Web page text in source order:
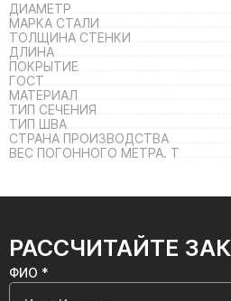
ДИАМЕТР
МАРКА СТАЛИ
ТОЛЩИНА СТЕНКИ
ДЛИНА
ПОКРЫТИЕ
ГОСТ
МАТЕРИАЛ
ТИП СЕЧЕНИЯ
ТИП ШВА
СТРАНА ПРОИЗВОДСТВА
ВЕС ПОГОННОГО МЕТРА. Т
РАССЧИТАЙТЕ
ФИО *